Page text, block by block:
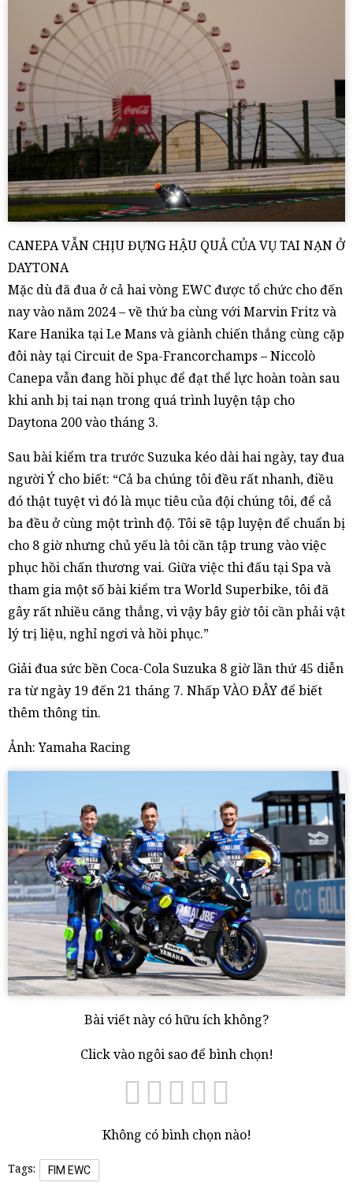
CANEPA VẪN CHỊU ĐỰNG HẬU QUẢ CỦA VỤ TAI NẠN Ở
DAYTONA
Mặc dù đã đua ở cả hai vòng EWC được tổ chức cho đến
nay vào năm 2024 – về thứ ba cùng với Marvin Fritz và
Kare Hanika tại Le Mans và giành chiến thắng cùng cặp
đôi này tại Circuit de Spa-Francorchamps – Niccolò
Canepa vẫn đang hồi phục để đạt thể lực hoàn toàn sau
khi anh bị tai nạn trong quá trình luyện tập cho
Daytona 200 vào tháng 3.
Sau bài kiểm tra trước Suzuka kéo dài hai ngày, tay đua
người Ý cho biết: “Cả ba chúng tôi đều rất nhanh, điều
đó thật tuyệt vì đó là mục tiêu của đội chúng tôi, để cả
ba đều ở cùng một trình độ. Tôi sẽ tập luyện để chuẩn bị
cho 8 giờ nhưng chủ yếu là tôi cần tập trung vào việc
phục hồi chấn thương vai. Giữa việc thi đấu tại Spa và
tham gia một số bài kiểm tra World Superbike, tôi đã
gây rất nhiều căng thẳng, vì vậy bây giờ tôi cần phải vật
lý trị liệu, nghỉ ngơi và hồi phục.”
Giải đua sức bền Coca-Cola Suzuka 8 giờ lần thứ 45 diễn
ra từ ngày 19 đến 21 tháng 7. Nhấp VÀO ĐÂY để biết
thêm thông tin.
Ảnh: Yamaha Racing
Bài viết này có hữu ích không?
Click vào ngôi sao để bình chọn!
Không có bình chọn nào!
Tags: FIM EWC